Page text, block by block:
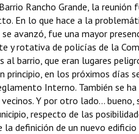
Rancho Grande, la reunión
En lo que hace a la
avanzó, fue una mayor
y rotativa de policías de la
barrio, que eran lugares
en los próximos días
Interno. También se
Y por otro lado... bueno,
respecto de las
definición de un nuevo